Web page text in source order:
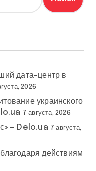
дата-центр в
2026
украинского
7 августа, 2026
— Delo.ua 7 августа,
действиям